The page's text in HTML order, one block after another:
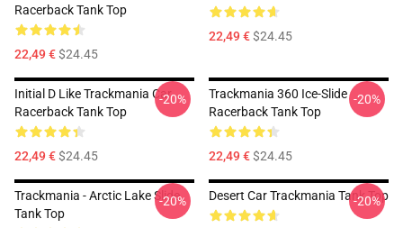
Racerback Tank Top
22,49 €$24.45
22,49 €$24.45
Initial D Like Trackmania Car
Racerback Tank Top
22,49 €$24.45
-20%
Trackmania 360 Ice-Slide
Racerback Tank Top
22,49 €$24.45
-20%
Trackmania - Arctic Lake Slide
Tank Top
-20% Desert Car Trackmania Tank Top
-20%